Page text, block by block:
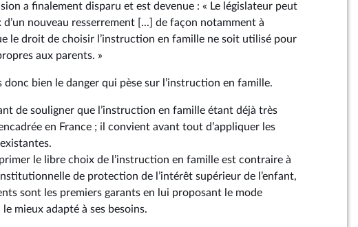
a finalement disparu et est devenue : « Le législateur peut
nouveau resserrement [...] de façon notamment à
le droit de choisir l’instruction en famille ne soit utilisé pour
aux parents. »
donc bien le danger qui pèse sur l’instruction en famille.
de souligner que l’instruction en famille étant déjà très
en France ; il convient avant tout d’appliquer les
le libre choix de l’instruction en famille est contraire à
de protection de l’intérêt supérieur de l’enfant,
sont les premiers garants en lui proposant le mode
mieux adapté à ses besoins.